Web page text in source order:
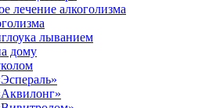
лечение алкоголизма
лыванием
дому